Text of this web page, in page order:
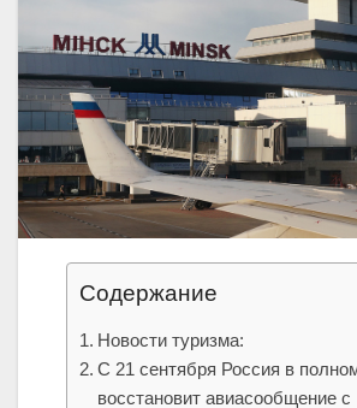
Содержание
Новости туризма:
С 21 сентября Россия в
восстановит авиасообщение с